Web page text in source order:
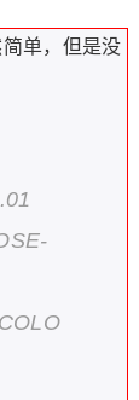
单，但是没